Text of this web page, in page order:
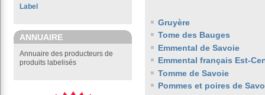
Label
ANNUAIRE
Annuaire des producteurs de
produits labelisés
Gruyère
Tome des Bauges
Emmental de Savoie
Emmental français Est-
Tomme de Savoie
Pommes et poires de